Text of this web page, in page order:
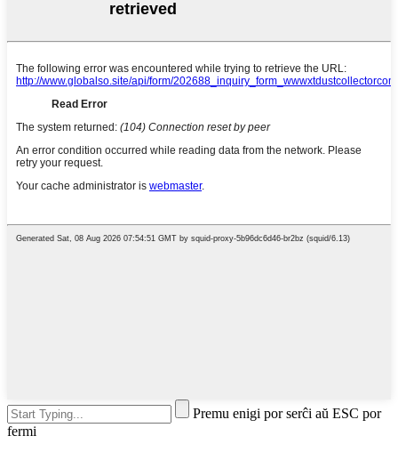
Premu enigi por serĉi aŭ ESC por
fermi